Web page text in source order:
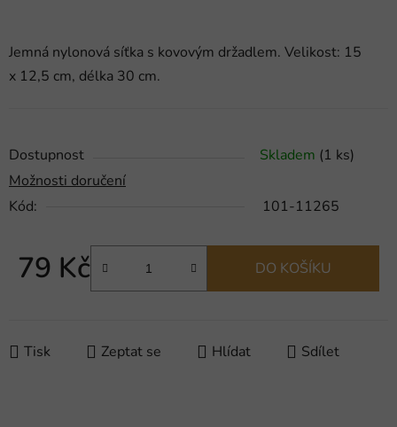
Jemná nylonová síťka s kovovým držadlem. Velikost: 15
x 12,5 cm, délka 30 cm.
Dostupnost Skladem (1 ks)
Možnosti doručení
Kód:
101-11265
79 Kč
Měrná cena:
DO KOŠÍKU
Tisk Zeptat se Hlídat Sdílet